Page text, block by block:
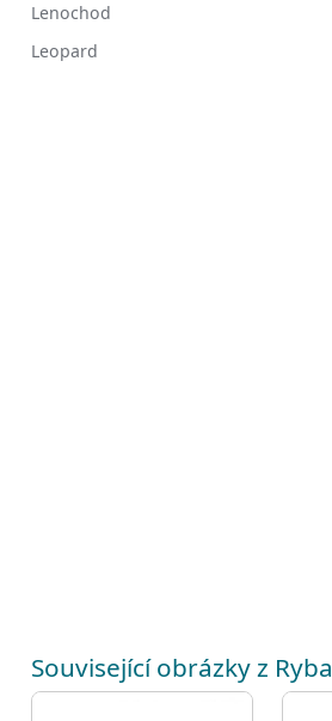
Lenochod
Leopard
Související obrázky z Ryba